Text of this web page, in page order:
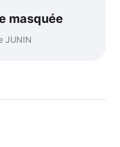
masquée
JUNIN